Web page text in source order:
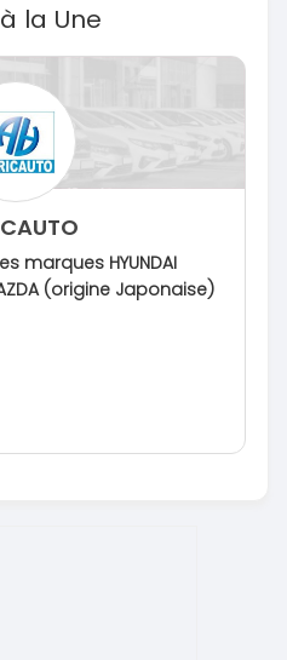
la Une
marques HYUNDAI
(origine Japonaise)